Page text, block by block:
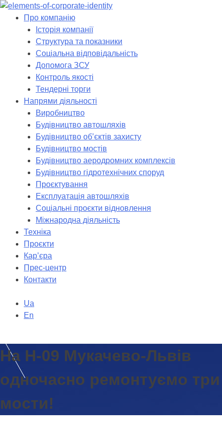
Skip
Про компанію
Історія компанії
Структура та показники
Соціальна відповідальність
Допомога ЗСУ
Контроль якості
Тендерні торги
Напрями діяльності
Виробництво
Будівництво автошляхів
Будівництво обʼєктів захисту
Будівництво мостів
Будівництво аеродромних комплексів
Будівництво гідротехнічних споруд
Проєктування
Експлуатація автошляхів
Соціальні проєкти відновлення
Міжнародна діяльність
Техніка
Проєкти
Кар’єра
Прес-центр
Контакти
Ua
En
На Н-09 Мукачево-Львів
одночасно ремонтуємо три
мости!